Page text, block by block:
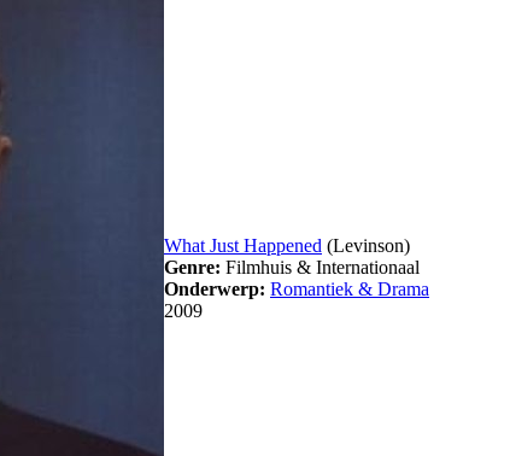
What Just Happened (Levinson)
Genre: Filmhuis & Internationaal
Onderwerp: Romantiek & Drama
2009